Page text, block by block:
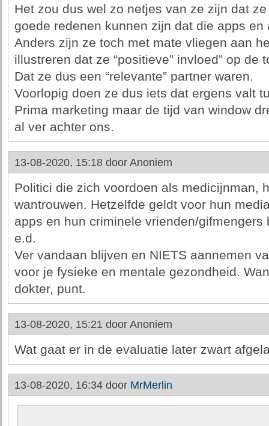
Het zou dus wel zo netjes van ze zijn dat
goede redenen kunnen zijn dat die apps en
Anders zijn ze toch met mate vliegen aan
illustreren dat ze “positieve” invloed” op
Dat ze dus een “relevante” partner waren.
Voorlopig doen ze dus iets dat ergens valt
Prima marketing maar de tijd van window
al ver achter ons.
13-08-2020, 15:18 door Anoniem
Politici die zich voordoen als medicijnman,
wantrouwen. Hetzelfde geldt voor hun
apps en hun criminele vrienden/gifmengers
e.d.
Ver vandaan blijven en NIETS aannemen
voor je fysieke en mentale gezondheid.
dokter, punt.
13-08-2020, 15:21 door Anoniem
Wat gaat er in de evaluatie later zwart
13-08-2020, 16:34 door MrMerlin